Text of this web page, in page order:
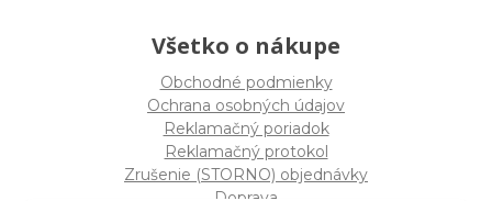
Všetko o nákupe
Obchodné podmienky
Ochrana osobných údajov
Reklamačný poriadok
Reklamačný protokol
Zrušenie (STORNO) objednávky